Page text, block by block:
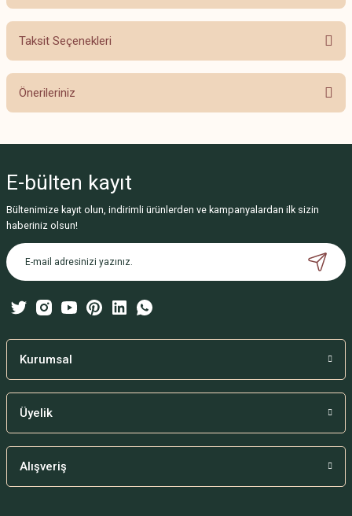
Bu ürüne ilk yorumu siz yapın!
Taksit Seçenekleri
Önerileriniz
Görüş ve önerileriniz için teşekkür ederiz.
Ürün resmi kalitesiz, bozuk veya görüntülenemiyor.
Ürün açıklamasında eksik bilgiler bulunuyor.
Ürün bilgilerinde hatalar bulunuyor.
Bu ürüne benzer farklı alternatifler olmalı.
E-bülten kayıt
Bültenimize kayıt olun, indirimli ürünlerden ve kampanyalardan ilk sizin
haberiniz olsun!
Kurumsal
Üyelik
Alışveriş